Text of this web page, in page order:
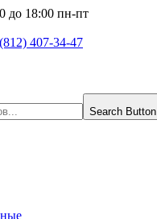
до 18:00 пн-пт
407-34-47
Search Button